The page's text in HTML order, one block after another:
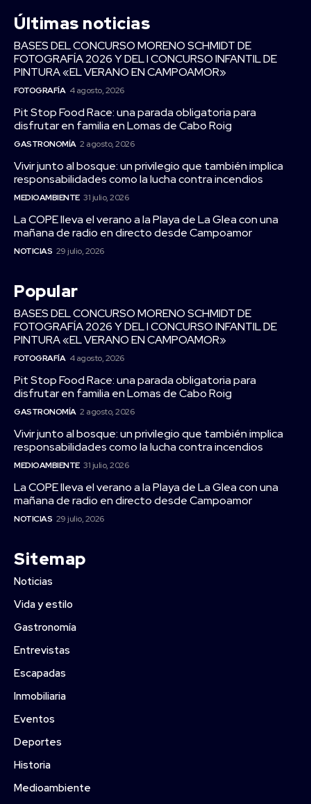
Últimas noticias
BASES DEL CONCURSO MORENO SCHMIDT DE
FOTOGRAFÍA 2026 Y DEL I CONCURSO INFANTIL DE
PINTURA «EL VERANO EN CAMPOAMOR»
FOTOGRAFÍA 4 agosto, 2026
Pit Stop Food Race: una parada obligatoria para
disfrutar en familia en Lomas de Cabo Roig
GASTRONOMÍA 2 agosto, 2026
Vivir junto al bosque: un privilegio que también implica
responsabilidades como la lucha contra incendios
MEDIOAMBIENTE 31 julio, 2026
La COPE lleva el verano a la Playa de La Glea con una
mañana de radio en directo desde Campoamor
NOTICIAS 29 julio, 2026
Popular
BASES DEL CONCURSO MORENO SCHMIDT DE
FOTOGRAFÍA 2026 Y DEL I CONCURSO INFANTIL DE
PINTURA «EL VERANO EN CAMPOAMOR»
FOTOGRAFÍA 4 agosto, 2026
Pit Stop Food Race: una parada obligatoria para
disfrutar en familia en Lomas de Cabo Roig
GASTRONOMÍA 2 agosto, 2026
Vivir junto al bosque: un privilegio que también implica
responsabilidades como la lucha contra incendios
MEDIOAMBIENTE 31 julio, 2026
La COPE lleva el verano a la Playa de La Glea con una
mañana de radio en directo desde Campoamor
NOTICIAS 29 julio, 2026
Sitemap
Noticias
Vida y estilo
Gastronomía
Entrevistas
Escapadas
Inmobiliaria
Eventos
Deportes
Historia
Medioambiente